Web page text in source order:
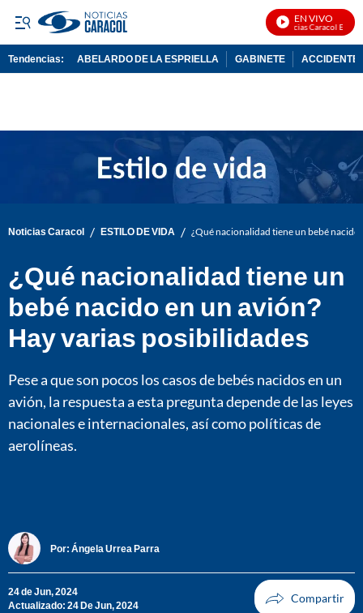
EN VIVO
Noticias Caracol En Vivo
Tendencias: ABELARDO DE LA ESPRIELLA GABINETE ACCIDENTE
Noticias Caracol / ESTILO DE VIDA / ¿Qué nacionalidad tiene un bebé
¿Qué nacionalidad tiene un
bebé nacido en un avión?
Hay varias posibilidades
Pese a que son pocos los casos de bebés nacidos en un
avión, la respuesta a esta pregunta depende de las leyes
nacionales e internacionales, así como políticas de
aerolíneas.
Por: Ángela Urrea Parra
24 de Jun, 2024
Actualizado: 24 De Jun, 2024